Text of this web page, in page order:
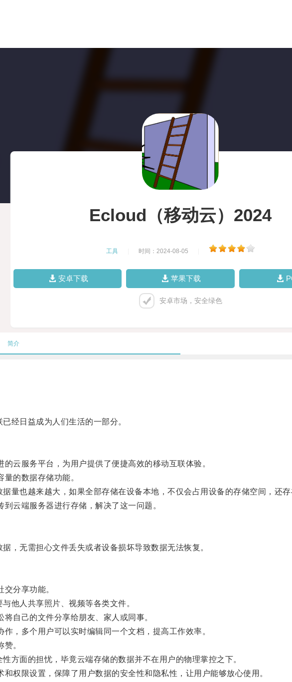
Ecloud（移动云）2024
工具 时间：2024-08-05
安卓下载 苹果下载
安卓市场，安全绿色
简介
日益成为人们生活的一部分。
服务平台，为用户提供了便捷高效的移动互联体验。
的数据存储功能。
也越来越大，如果全部存储在设备本地，不仅会占用设备的存储空间，还存
端服务器进行存储，解决了这一问题。
无需担心文件丢失或者设备损坏导致数据无法恢复。
分享功能。
人共享照片、视频等各类文件。
己的文件分享给朋友、家人或同事。
多个用户可以实时编辑同一个文档，提高工作效率。
。
面的担忧，毕竟云端存储的数据并不在用户的物理掌控之下。
限设置，保障了用户数据的安全性和隐私性，让用户能够放心使用。